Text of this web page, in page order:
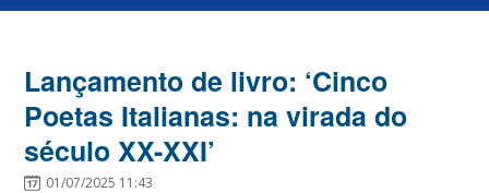
Lançamento de livro: ‘Cinco
Poetas Italianas: na virada do
século XX-XXI’
01/07/2025 11:43